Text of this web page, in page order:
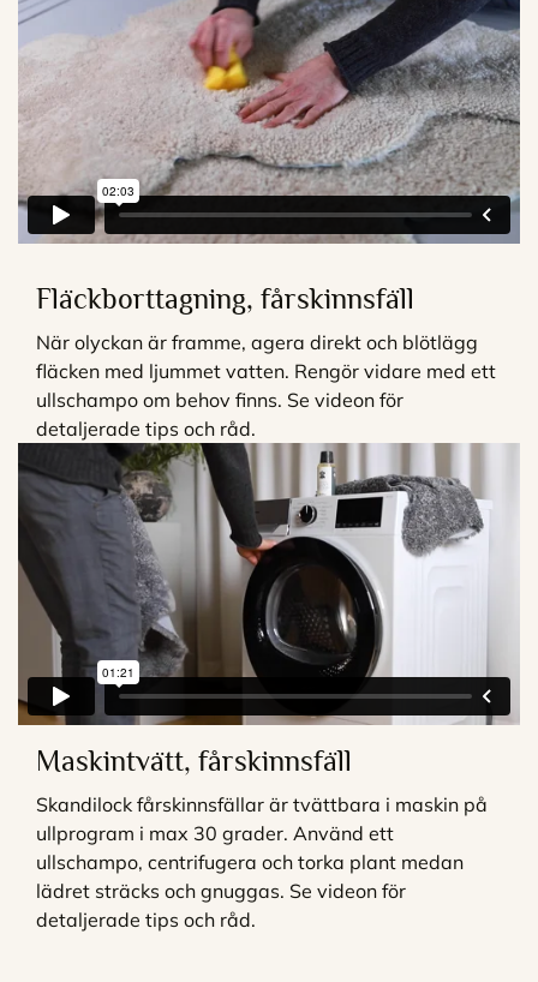
Fläckborttagning, fårskinnsfäll
När olyckan är framme, agera direkt och blötlägg
fläcken med ljummet vatten. Rengör vidare med ett
ullschampo om behov finns. Se videon för
detaljerade tips och råd.
Maskintvätt, fårskinnsfäll
Skandilock fårskinnsfällar är tvättbara i maskin på
ullprogram i max 30 grader. Använd ett
ullschampo, centrifugera och torka plant medan
lädret sträcks och gnuggas. Se videon för
detaljerade tips och råd.